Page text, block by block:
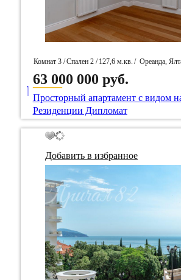
Комнат 3 /Спален 2 / 127,6 м.кв. / Ореанда,
/ Идентификатор собственность 98033
63 000 000 руб.
____
Просторный апартамент с видом
Резиденции Дипломат
Добавить в избранное